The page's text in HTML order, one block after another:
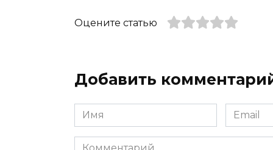
Оцените статью
Добавить
Имя
*
Email
*
Комментарий